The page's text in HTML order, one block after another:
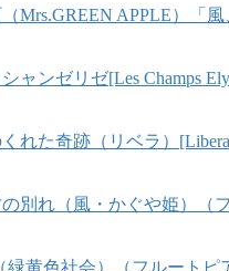
Mrs.GREEN APPLE）「
ャンゼリゼ[Les Champs
れた奇跡（リベラ）
別れ（風・かぐや姫）（